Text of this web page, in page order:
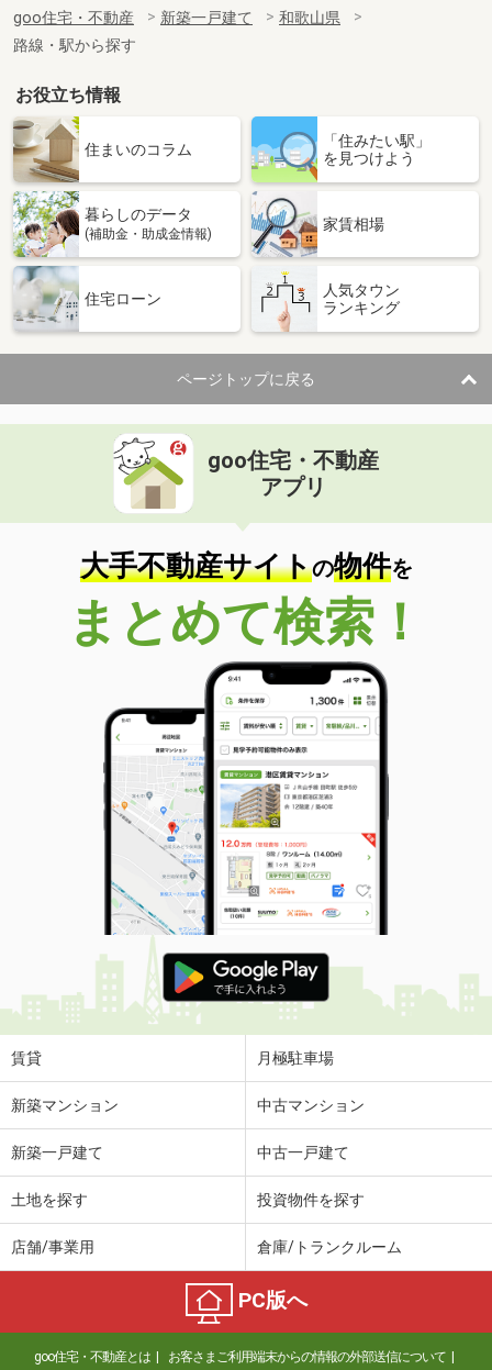
goo住宅・不動産 新築一戸建て
和歌山県
路線・駅から探す
お役立ち情報
住まいのコラム
「住みたい駅」
を見つけよう
暮らしのデータ
(補助金・助成金情報)
家賃相場
住宅ローン
人気タウン
ランキング
ページトップに戻る
goo住宅・不動産
アプリ
大手不動産サイトの物件を
まとめて検索！
賃貸 月極駐車場
新築マンション 中古マンション
新築一戸建て 中古一戸建て
土地を探す 投資物件を探す
店舗/事業用 倉庫/トランクルーム
PC版へ
goo住宅・不動産とは お客さまご利用端末からの情報の外部送信について